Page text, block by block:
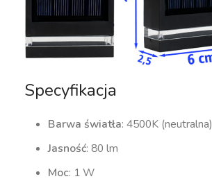
Specyfikacja
Barwa światła: 4500K (neutralna)
Jasność: 80 lm
Moc: 1 W